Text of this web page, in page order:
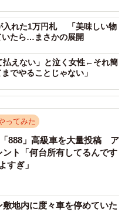
なった経緯は？
に行きたいから車で連れ
け。私の車はドリフトで
そういう車じゃないんだ
でも歩いて行かせるより
したんです。
乗り降りは大丈夫でした
片足でヒョイっと乗り降
まだまだ元気そうで安心
入れた1万円札 「美味しい物
たら…まさかの展開
払えない」と泣く女性←それ簡
でやることじゃない」
ってみた
888」高級車を大量投稿 ア
ント「何台所有してるんです
すぎ」
地内に度々車を停めていた